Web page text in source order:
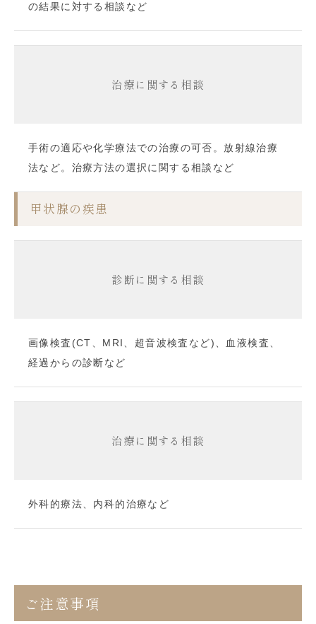
の結果に対する相談など
治療に関する相談
手術の適応や化学療法での治療の可否。放射線治療
法など。治療方法の選択に関する相談など
甲状腺の疾患
診断に関する相談
画像検査(CT、MRI、超音波検査など)、血液検査、
経過からの診断など
治療に関する相談
外科的療法、内科的治療など
ご注意事項